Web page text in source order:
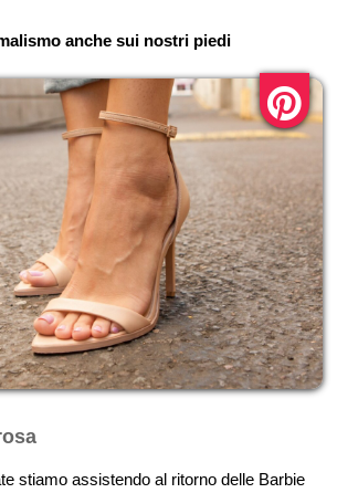
anche sui nostri piedi
stiamo assistendo al ritorno delle Barbie